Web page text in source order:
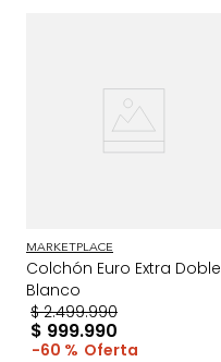
MARKETPLACE
Colchón Euro Extra Doble
Blanco
$ 2.499.990
$ 999.990
60 %